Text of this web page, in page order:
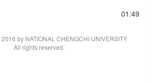
01:49
by NATIONAL CHENGCHI UNIVERSITY
All rights reserved.